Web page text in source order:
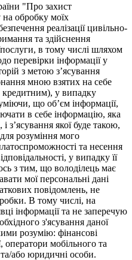
"Про захист
обробку моїх
реалізації цивільно-
та здійснення
в тому числі шляхом
перевірки інформації у
з метою з’ясування
мною взятих на себе
кредитним), у випадку
що об’єм інформації,
в себе інформацію, яка
з’ясування якої буде такою,
розуміння мого
та несення
у випадку її
з тим, що володілець має
мої персональні дані
повідомлень, не
В тому числі, на
інформації та не заперечую
з'ясування даної
розумію: фінансові
оператори мобільного та
та/або юридичні особи.